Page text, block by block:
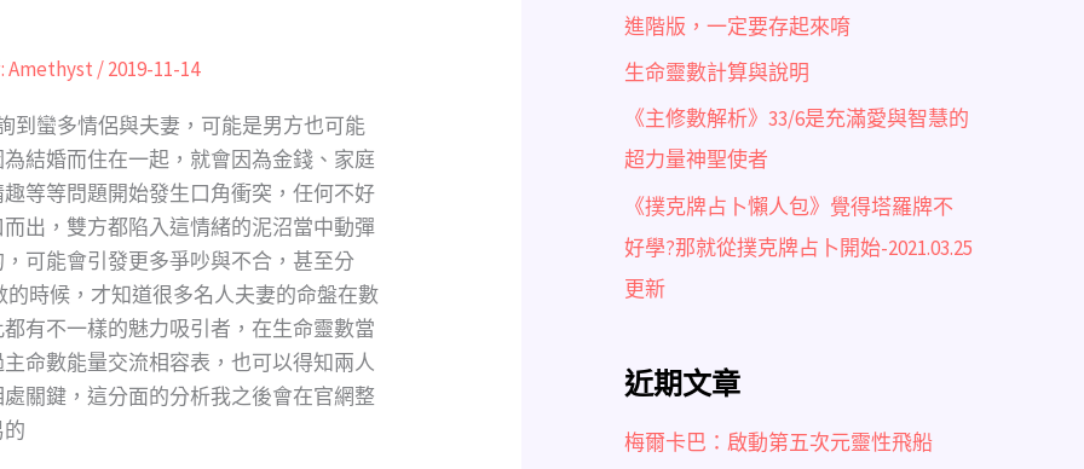
Amethyst /2019-11-14
到蠻多情侶與夫妻，可能是男方也可能
結婚而住在一起，就會因為金錢、家庭
等等問題開始發生口角衝突，任何不好
出，雙方都陷入這情緒的泥沼當中動彈
可能會引發更多爭吵與不合，甚至分
時候，才知道很多名人夫妻的命盤在數
有不一樣的魅力吸引者，在生命靈數當
命數能量交流相容表，也可以得知兩人
關鍵，這分面的分析我之後會在官網整
進階版，一定要存起來唷
生命靈數計算與說明
《主修數解析》33/6是充滿愛與智慧的
超力量神聖使者
《撲克牌占卜懶人包》覺得塔羅牌不
好學?那就從撲克牌占卜開始-2021.03.25
更新
近期文章
梅爾卡巴：啟動第五次元靈性飛船